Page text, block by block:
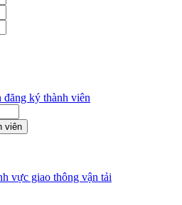
đăng ký thành viên